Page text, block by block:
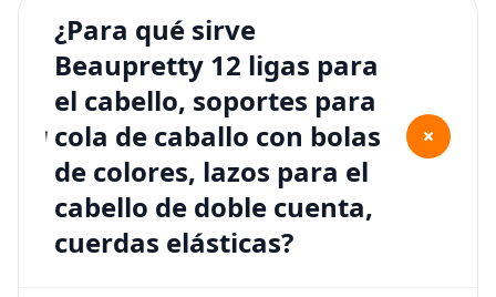
¿Para qué sirve
Beaupretty 12 ligas para
el cabello, soportes para
cola de caballo con bolas
de colores, lazos para el
cabello de doble cuenta,
cuerdas elásticas?
+